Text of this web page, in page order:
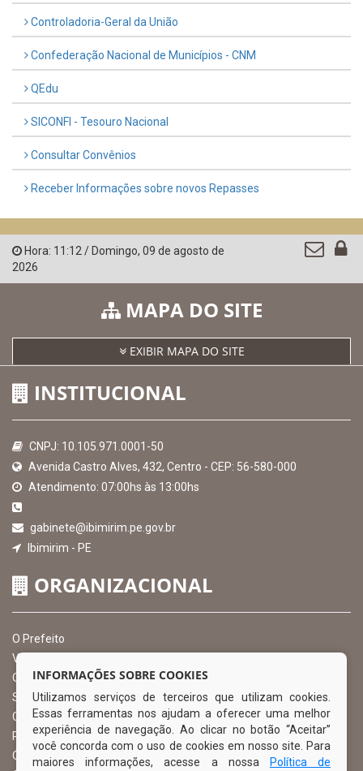
Controladoria-Geral da União
Confederação Nacional de Municípios - CNM
QEdu
SICONFI - Tesouro Nacional
Consultar Convênios
Receber Informações sobre novos Repasses
Hora: 11:12/ Domingo, 09 de agosto de
2026
MAPA DO SITE
EXIBIR MAPA DO SITE
INSTITUCIONAL
CNPJ: 10.105.971.0001-50
Avenida Castro Alves, 432, Centro - CEP: 56-580-000
Atendimento: 07:00hs às 13:00hs
gabinete@ibimirim.pe.gov.br
Ibimirim - PE
ORGANIZACIONAL
O Prefeito
Vice Prefeito
Ouvidoria Municipal
Serviço de Informação ao Cidadão – SIC
Chefe de Gabinete
Procuradoria Geral
Órgão de Controle Interno
INFORMAÇÕES SOBRE COOKIES
Utilizamos serviços de terceiros que utilizam cookies.
Essas ferramentas nos ajudam a oferecer uma melhor
experiência de navegação. Ao clicar no botão “Aceitar”
você concorda com o uso de cookies em nosso site. Para
maiores informações, acesse a nossa
Política de